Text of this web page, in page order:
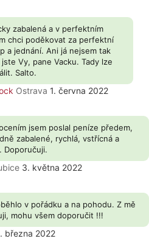
zabalená a v perfektním
chci poděkovat za perfektní
a jednání. Ani já nejsem tak
Vy, pane Vacku. Tady lze
Salto.
Ostrava 1. června 2022
jsem poslal peníze předem,
zabalené, rychlá, vstřícná a
Doporučuji.
3. května 2022
v pořádku a na pohodu. Z mě
mohu všem doporučit !!!
března 2022